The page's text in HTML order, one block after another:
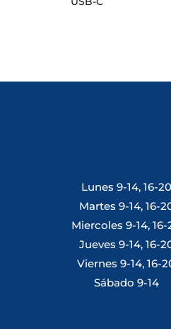
Lunes 9-14, 16-20
Martes 9-14, 16-
Miercoles 9-14, 16-
Jueves 9-14, 16-
Viernes 9-14, 16-
Sábado 9-14